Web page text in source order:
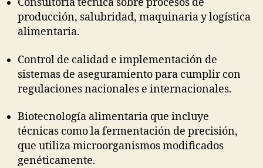
producción, salubridad, maquinaria y logística
alimentaria.
Control de calidad e implementación de
sistemas de aseguramiento para cumplir con
regulaciones nacionales e internacionales.
Biotecnología alimentaria que incluye
técnicas como la fermentación de precisión,
que utiliza microorganismos modificados
genéticamente.